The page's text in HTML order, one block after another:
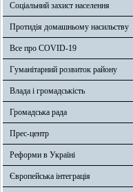
Соціальний захист населення
Протидія домашньому насильству
Все про COVID-19
Гуманітарний розвиток району
Влада і громадськість
Громадська рада
Прес-центр
Реформи в Україні
Європейська інтеграція